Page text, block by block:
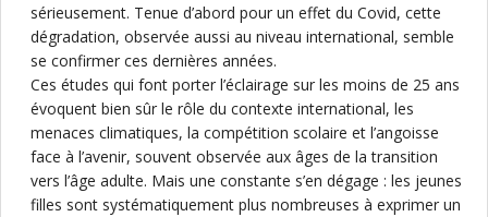
sérieusement. Tenue d’abord pour un effet du Covid, cette
dégradation, observée aussi au niveau international, semble
se confirmer ces dernières années.
Ces études qui font porter l’éclairage sur les moins de 25 ans
évoquent bien sûr le rôle du contexte international, les
menaces climatiques, la compétition scolaire et l’angoisse
face à l’avenir, souvent observée aux âges de la transition
vers l’âge adulte. Mais une constante s’en dégage : les jeunes
filles sont systématiquement plus nombreuses à exprimer un